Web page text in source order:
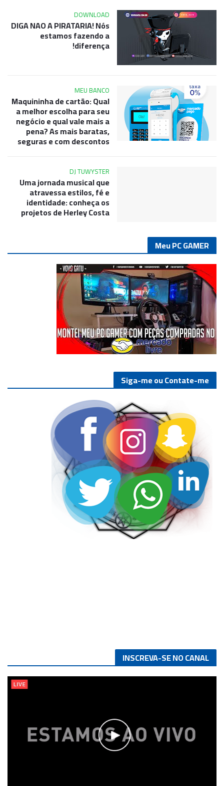
DOWNLOAD
DIGA NAO A PIRATARIA! Nós
estamos fazendo a
diferença!
MEU BANCO
Maquininha de cartão: Qual
a melhor escolha para seu
negócio e qual vale mais a
pena? As mais baratas,
seguras e com descontos
DJ TUWYSTER
Uma jornada musical que
atravessa estilos, fé e
identidade: conheça os
projetos de Herley Costa
Meu PC GAMER
Siga-me ou Contate-me
INSCREVA-SE NO CANAL